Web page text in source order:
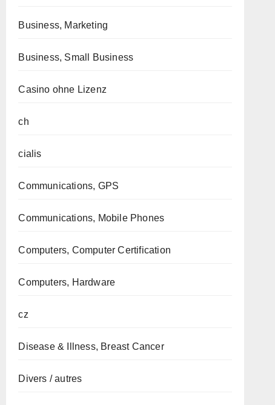
Business, Marketing
Business, Small Business
Casino ohne Lizenz
ch
cialis
Communications, GPS
Communications, Mobile Phones
Computers, Computer Certification
Computers, Hardware
cz
Disease & Illness, Breast Cancer
Divers / autres